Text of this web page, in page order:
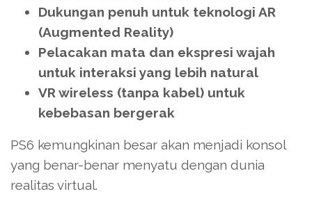
Dukungan penuh untuk teknologi AR
(Augmented Reality)
Pelacakan mata dan ekspresi wajah
untuk interaksi yang lebih natural
VR wireless (tanpa kabel) untuk
kebebasan bergerak
PS6 kemungkinan besar akan menjadi konsol
yang benar-benar menyatu dengan dunia
realitas virtual.